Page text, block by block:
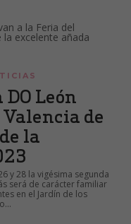
León
de
la
y 28 la vigésima segunda
será de carácter familiar
en el Jardín de los